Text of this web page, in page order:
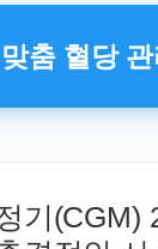
춤 혈당
기(CGM)